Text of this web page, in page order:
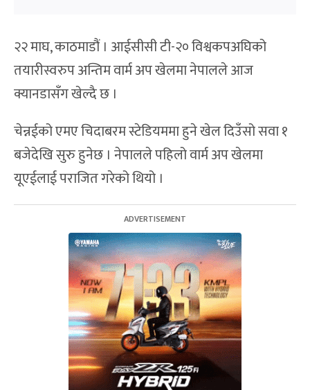
२२ माघ, काठमाडौं । आईसीसी टी-२० विश्वकपअघिको
तयारीस्वरुप अन्तिम वार्म अप खेलमा नेपालले आज
क्यानडासँग खेल्दै छ ।
चेन्नईको एमए चिदाबरम स्टेडियममा हुने खेल दिउँसो सवा १
बजेदेखि सुरु हुनेछ । नेपालले पहिलो वार्म अप खेलमा
यूएईलाई पराजित गरेको थियो ।